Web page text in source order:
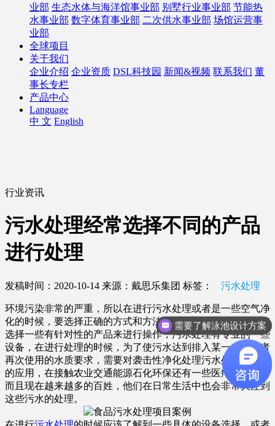
业部 生态水体与海洋馆事业部 别墅行业事业部 节能热
水事业部 数字体育事业部 二次供水事业部 场馆运营事
业部
全球项目
关于我们
企业介绍 企业资质 DSL科技园 新闻&视频 联系我们 董
事长专栏
产品中心
Language
中 文 English
行业资讯
污水处理经常选择不同的产品
进行处理
发稿时间：2020-10-14 来源：戴思乐集团 标签： 污水处理
环境污染非常的严重，所以在进行污水处理或者是一些空气净
化的时候，要选择正确的方式和方法，对污水处理，应该能够
选择一些有针对性的产品来进行操作，污水处理有专业的一些
设备，在进行处理的时候，为了使污水达到排入某一水体或者
再次使用的水质要求，需要对袭击性净化处理污水处理被广泛
的应用，在接触农业交通能源石化环保还有一些医疗领域，与
而且现在越来越多的百姓，他们在日常生活中也会非常关注到
这些污水的处理。
需要了解泳池设计方案